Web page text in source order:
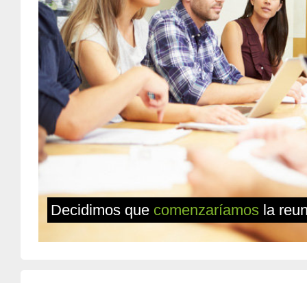
Decidimos que comenzaríamos la